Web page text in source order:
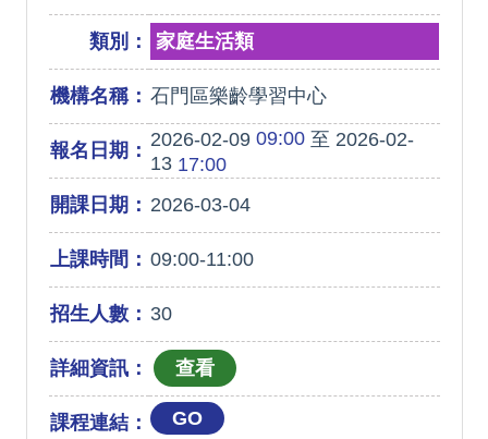
類別： 家庭生活類
機構名稱： 石門區樂齡學習中心
報名日期： 2026-02-0909:00至 2026-02-
1317:00
開課日期： 2026-03-04
上課時間： 09:00-11:00
招生人數： 30
詳細資訊：
課程連結： GO